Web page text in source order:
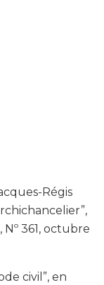
Régis
361, octubre
civil”, en